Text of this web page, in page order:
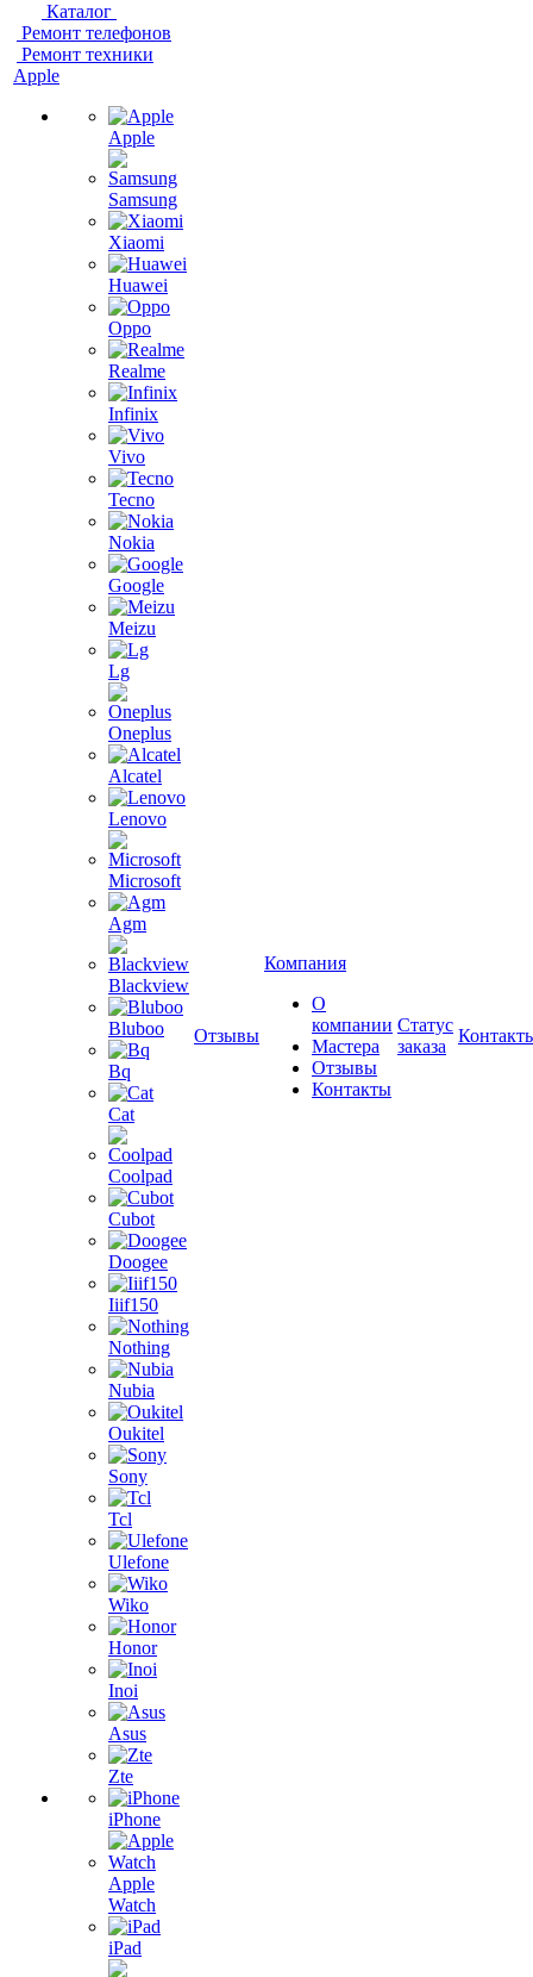
Каталог
Ремонт телефонов
Ремонт техники
Apple
Apple
Samsung
Xiaomi
Huawei
Oppo
Realme
Infinix
Vivo
Tecno
Nokia
Google
Meizu
Lg
Oneplus
Alcatel
Lenovo
Microsoft
Agm
Blackview
Bluboo
Bq
Cat
Coolpad
Cubot
Doogee
Iiif150
Nothing
Nubia
Oukitel
Sony
Tcl
Ulefone
Wiko
Honor
Inoi
Asus
Zte
iPhone
Apple
Watch
iPad
Отзывы
Компания
О
компании
Мастера
Отзывы
Контакты
Статус
заказа